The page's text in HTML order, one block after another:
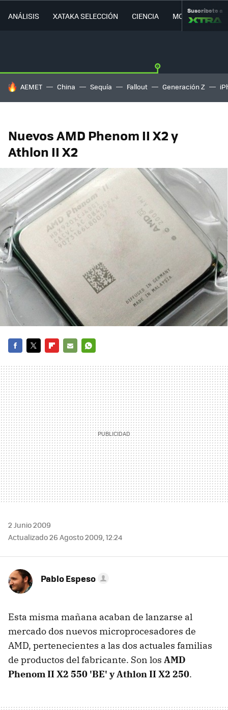
ANÁLISIS XATAKA SELECCIÓN CIENCIA MOVILIDAD
Suscríbete a
HOY SE HABLA DE
AEMET China Sequía Fallout Generación Z
Nuevos AMD Phenom II X2 y
Athlon II X2
MAIL
2 Junio 2009
Actualizado 26 Agosto 2009, 12:24
Pablo Espeso
Esta misma mañana acaban de lanzarse al
mercado dos nuevos microprocesadores de
AMD, pertenecientes a las dos actuales familias
de productos del fabricante. Son los AMD
Phenom II X2 550 'BE' y Athlon II X2 250.